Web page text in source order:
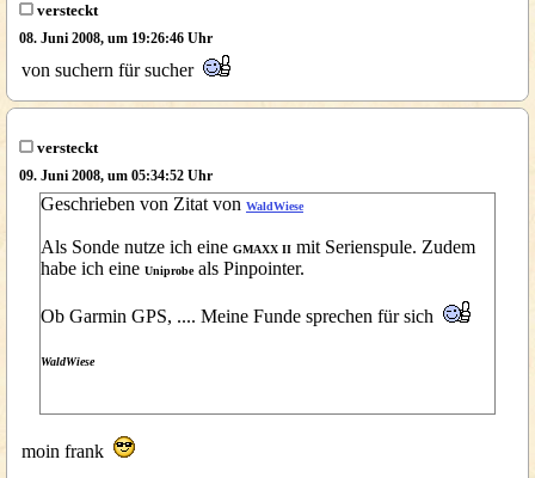
versteckt
08. Juni 2008, um 19:26:46 Uhr
von suchern für sucher
versteckt
09. Juni 2008, um 05:34:52 Uhr
Geschrieben von Zitat von WaldWiese
Als Sonde nutze ich eine GMAXX II mit Serienspule. Zudem
habe ich eine Uniprobeals Pinpointer.
Ob Garmin GPS, .... Meine Funde sprechen für sich
WaldWiese
moin frank